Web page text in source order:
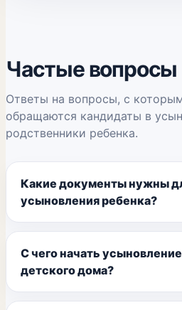
Частые вопросы
Ответы на вопросы, с
обращаются кандидаты в
родственники ребенка.
Какие документы нужны
усыновления ребенка?
С чего начать
детского дома?